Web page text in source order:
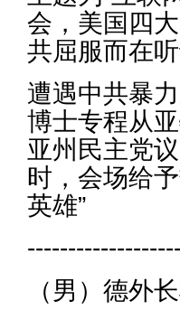
会，美国四
共屈服而在
遭遇中共暴
博士专程从
亚州民主党
时，会场给
英雄”
（男）德外